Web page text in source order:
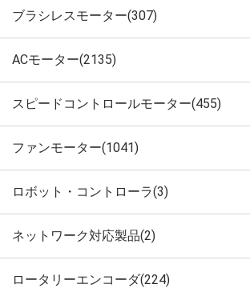
ブラシレスモーター(307)
ACモーター(2135)
スピードコントロールモーター(455)
ファンモーター(1041)
ロボット・コントローラ(3)
ネットワーク対応製品(2)
ロータリーエンコーダ(224)